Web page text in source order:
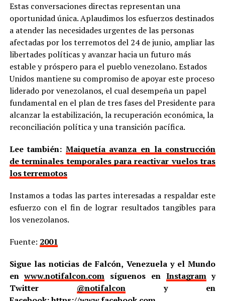
Estas conversaciones directas representan una
oportunidad única. Aplaudimos los esfuerzos destinados
a atender las necesidades urgentes de las personas
afectadas por los terremotos del 24 de junio, ampliar las
libertades políticas y avanzar hacia un futuro más
estable y próspero para el pueblo venezolano. Estados
Unidos mantiene su compromiso de apoyar este proceso
liderado por venezolanos, el cual desempeña un papel
fundamental en el plan de tres fases del Presidente para
alcanzar la estabilización, la recuperación económica, la
reconciliación política y una transición pacífica.
Lee también: Maiquetía avanza en la construcción
de terminales temporales para reactivar vuelos tras
los terremotos
Instamos a todas las partes interesadas a respaldar este
esfuerzo con el fin de lograr resultados tangibles para
los venezolanos.
Fuente: 2001
Sigue las noticias de Falcón, Venezuela y el Mundo
enwww.notifalcon.com síguenos en Instagramy
Twitter @notifalcony en